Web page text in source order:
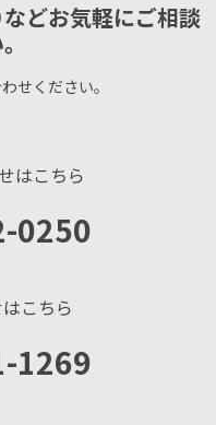
どお気軽にご相談
せください。
はこちら
0250
こちら
1269